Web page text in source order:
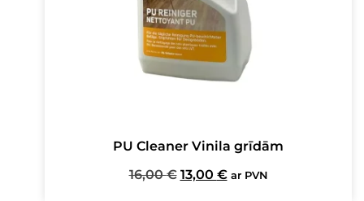
PU Cleaner Vinila grīdām
16,00€ Original
13,00 €Current
ar PVN